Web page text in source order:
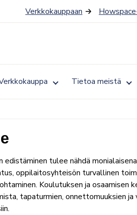
Verkkokauppaan
Toggle
submenu
Tietoa meistä
tulee nähdä
oppilaitosyhteisön turvallinen
Koulutuksen ja
tapaturmien, onnettomuuksien ja